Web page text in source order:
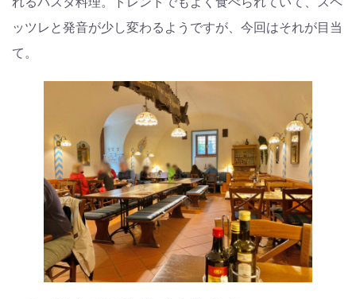
ッツレと発音が少し変わるようですが、今回はそれが目当
て。